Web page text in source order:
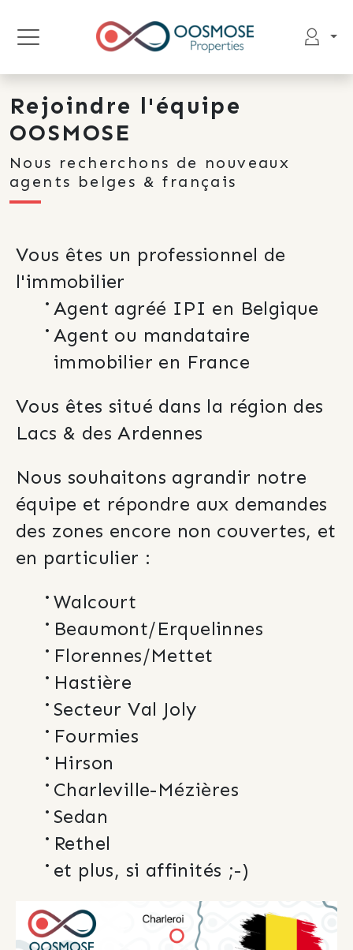
Rejoindre l'équipe
OOSMOSE
Nous recherchons de nouveaux
agents belges & français
Vous êtes un professionnel de
l'immobilier
Agent agréé IPI en Belgique
Agent ou mandataire
immobilier en France
Vous êtes situé dans la région des
Lacs & des Ardennes
Nous souhaitons agrandir notre
équipe et répondre aux demandes
des zones encore non couvertes, et
en particulier :
Walcourt
Beaumont/Erquelinnes
Florennes/Mettet
Hastière
Secteur Val Joly
Fourmies
Hirson
Charleville-Mézières
Sedan
Rethel
et plus, si affinités ;-)